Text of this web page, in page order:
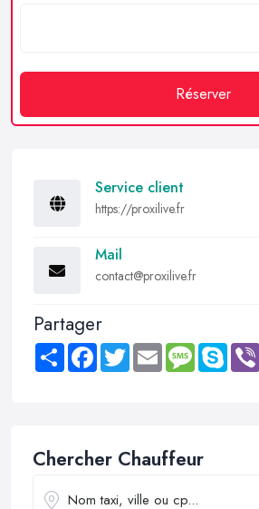
Réserver
Service client
https://proxilive.fr
Mail
contact@proxilive.fr
Partager
Share FacebookTwitter Email MessageSkype
Chercher Chauffeur